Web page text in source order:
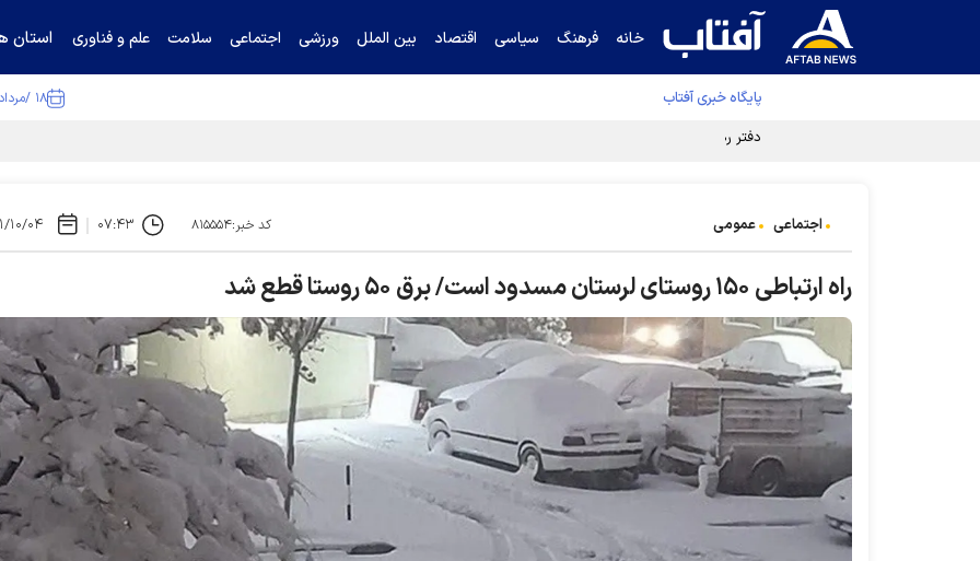
خانه فرهنگ سیاسی اقتصاد بین الملل ورزشی اجتماعی سلامت علم و فناوری استان
پایگاه خبری آفتاب ۱۸ /مرداد /۱۴۰۵
دفتر رهبر انقلاب ادعای خرازی درباره پزشکیان را تکذیب کرد
اجتماعی عمومی کد خبر:۸۱۵۵۵۴ ۰۷:۴۳ ۱۴۰۱/
راه ارتباطی ۱۵۰ روستای لرستان مسدود است/ برق ۵۰ روستا قطع شد